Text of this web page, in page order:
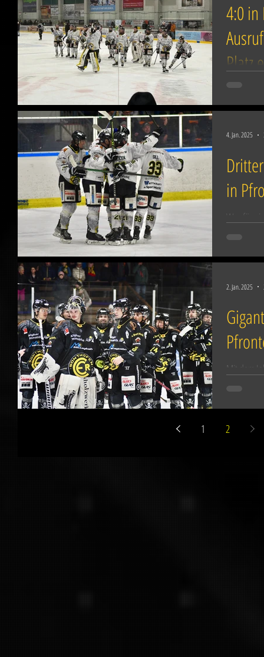
4:0 in
Platz
in
Was für
4. Jan. 2025
Mit dem
2. Jan. 2025
1 2